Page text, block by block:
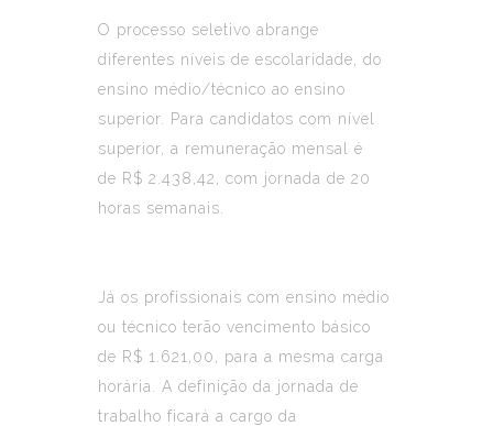
O processo seletivo abrange
diferentes níveis de escolaridade, do
ensino médio/técnico ao ensino
superior. Para candidatos com nível
superior, a remuneração mensal é
de R$ 2.438,42, com jornada de 20
horas semanais.
Já os profissionais com ensino médio
ou técnico terão vencimento básico
de R$ 1.621,00, para a mesma carga
horária. A definição da jornada de
trabalho ficará a cargo da